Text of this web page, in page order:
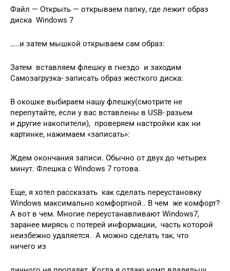
Файл — Открыть — открываем папку, где лежит образ
диска Windows 7
…..и затем мышкой открываем сам образ:
Затем вставляем флешку в гнездо и заходим
Самозагрузка- записать образ жесткого диска:
В окошке выбираем нашу флешку(смотрите не
перепутайте, если у вас вставлены в USB- разьем
и другие накопители), проверяем настройки как ни
картинке, нажимаем «записать»:
Ждем окончания записи. Обычно от двух до четырех
минут. Флешка с Windows 7 готова.
Еще, я хотел рассказать как сделать переустановку
Windows максимально комфортной.. В чем же комфорт?
А вот в чем. Многие переустанавливают Windows7,
заранее мирясь с потерей информации, часть которой
неизбежно удаляется. А можно сделать так, что
ничего из